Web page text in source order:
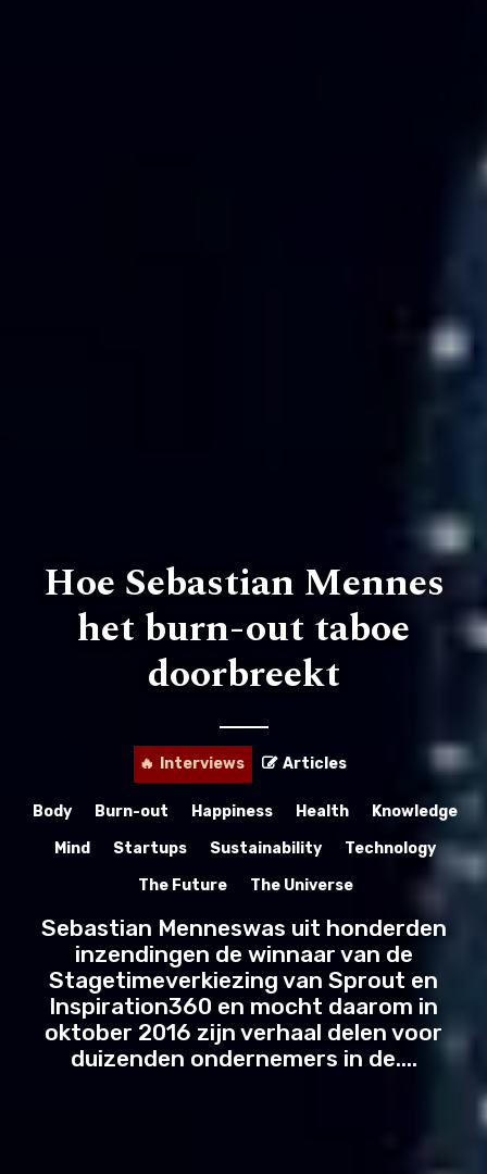
ZOEKEN
EN
BLOGS
🎬 VIDEO
PODCAST
INTERVIEWS
TOOLS
LIFESTYLE
HOW-TO
LISTS
Hoe Sebastian Mennes
het burn-out taboe
doorbreekt
🔥 Interviews Articles
Body Burn-out Happiness Health
Knowledge
Mind
Startups Sustainability
Technology
The Future
The Universe
Sebastian Menneswas uit honderden
inzendingen de winnaar van de
Stagetimeverkiezing van Sprout en
Inspiration360 en mocht daarom in
oktober 2016 zijn verhaal delen voor
duizenden ondernemers in de....